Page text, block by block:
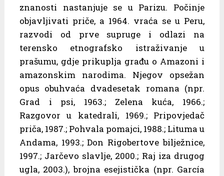
znanosti nastanjuje se u Parizu. Počinje
objavljivati priče, a 1964. vraća se u Peru,
razvodi od prve supruge i odlazi na
terensko etnografsko istraživanje u
prašumu, gdje prikuplja građu o Amazoni i
amazonskim narodima. Njegov opsežan
opus obuhvaća dvadesetak romana (npr.
Grad i psi, 1963.; Zelena kuća, 1966.;
Razgovor u katedrali, 1969.; Pripovjedač
priča, 1987.; Pohvala pomajci, 1988.; Lituma u
Andama, 1993.; Don Rigobertove bilježnice,
1997.; Jarčevo slavlje, 2000.; Raj iza drugog
ugla, 2003.), brojna esejistička (npr. García